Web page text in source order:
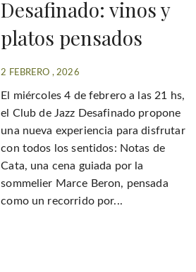
Desafinado: vinos y
platos pensados
2 FEBRERO , 2026
El miércoles 4 de febrero a las 21 hs,
el Club de Jazz Desafinado propone
una nueva experiencia para disfrutar
con todos los sentidos: Notas de
Cata, una cena guiada por la
sommelier Marce Beron, pensada
como un recorrido por...